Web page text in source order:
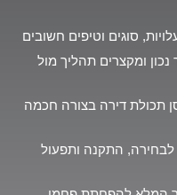
ומקצרים תהליך מול
תכולת דירה בצורה חכמה
לבחירה, התקנה ותפעול